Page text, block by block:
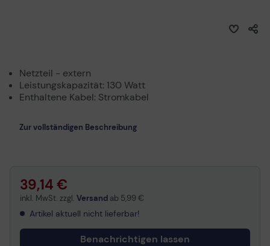
Netzteil - extern
Leistungskapazität: 130 Watt
Enthaltene Kabel: Stromkabel
Zur vollständigen Beschreibung
39,14 €
inkl. MwSt. zzgl. Versand ab 5,99 €
Artikel aktuell nicht lieferbar!
Benachrichtigen lassen